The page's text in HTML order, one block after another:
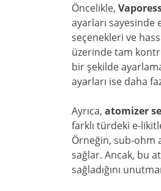
Öncelikle,
ayarları
seçenekleri ve
üzerinde tam
bir şekilde
ayarları ise daha
Ayrıca, atomizer
farklı türdeki e-
Örneğin, sub-ohm
sağlar. Ancak, bu
sağladığını